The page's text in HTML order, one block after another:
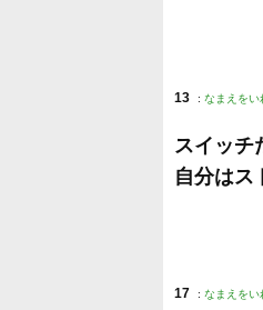
13 : なまえをい
スイッチ
自分はス
17 : なまえをい